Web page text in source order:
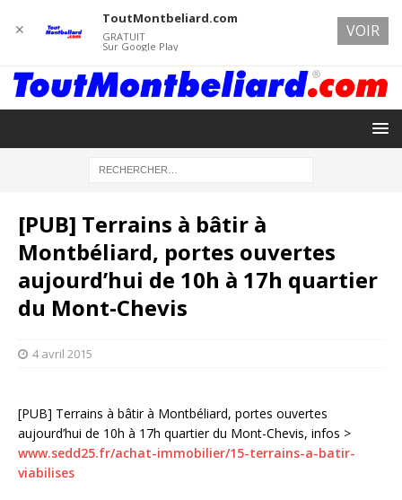
[PUB] Terrains à bâtir à
Montbéliard, portes ouvertes
aujourd’hui de 10h à 17h quartier
du Mont-Chevis
4 avril 2015
[PUB] Terrains à bâtir à Montbéliard, portes ouvertes
aujourd’hui de 10h à 17h quartier du Mont-Chevis, infos >
www.sedd25.fr/achat-immobilier/15-terrains-a-batir-
viabilises
✕
ToutMontbeliard.com
GRATUIT
Sur Google Play
VOIR